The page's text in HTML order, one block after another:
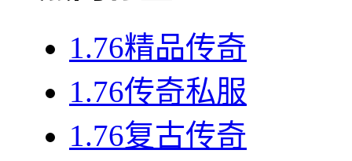
1.76精品传奇
1.76传奇私服
1.76复古传奇